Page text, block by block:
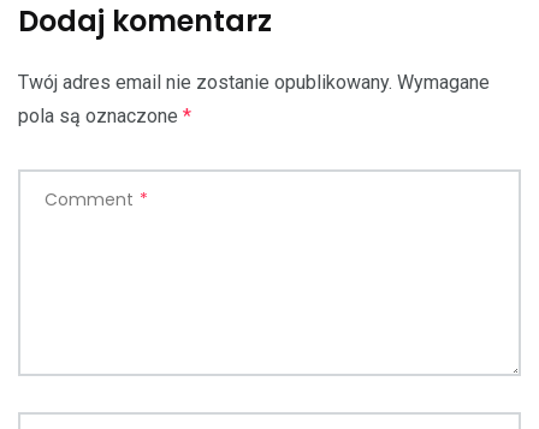
Dodaj komentarz
Twój adres email nie zostanie opublikowany. Wymagane
pola są oznaczone *
Comment *